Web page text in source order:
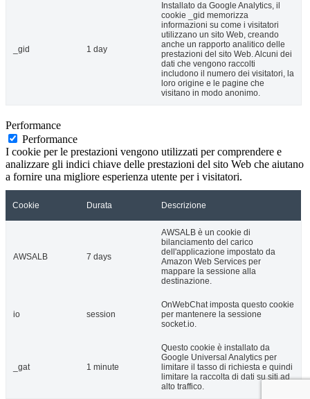
_gid 1 day
Installato da Google Analytics, il
cookie _gid memorizza
informazioni su come i visitatori
utilizzano un sito Web, creando
anche un rapporto analitico delle
prestazioni del sito Web. Alcuni dei
dati che vengono raccolti
includono il numero dei visitatori, la
loro origine e le pagine che
visitano in modo anonimo.
Performance
Performance
I cookie per le prestazioni vengono utilizzati per comprendere e
analizzare gli indici chiave delle prestazioni del sito Web che aiutano
a fornire una migliore esperienza utente per i visitatori.
Cookie Durata Descrizione
AWSALB 7 days
AWSALB è un cookie di
bilanciamento del carico
dell'applicazione impostato da
Amazon Web Services per
mappare la sessione alla
destinazione.
io session
OnWebChat imposta questo cookie
per mantenere la sessione
socket.io.
_gat 1 minute
Questo cookie è installato da
Google Universal Analytics per
limitare il tasso di richiesta e quindi
limitare la raccolta di dati su siti ad
alto traffico.